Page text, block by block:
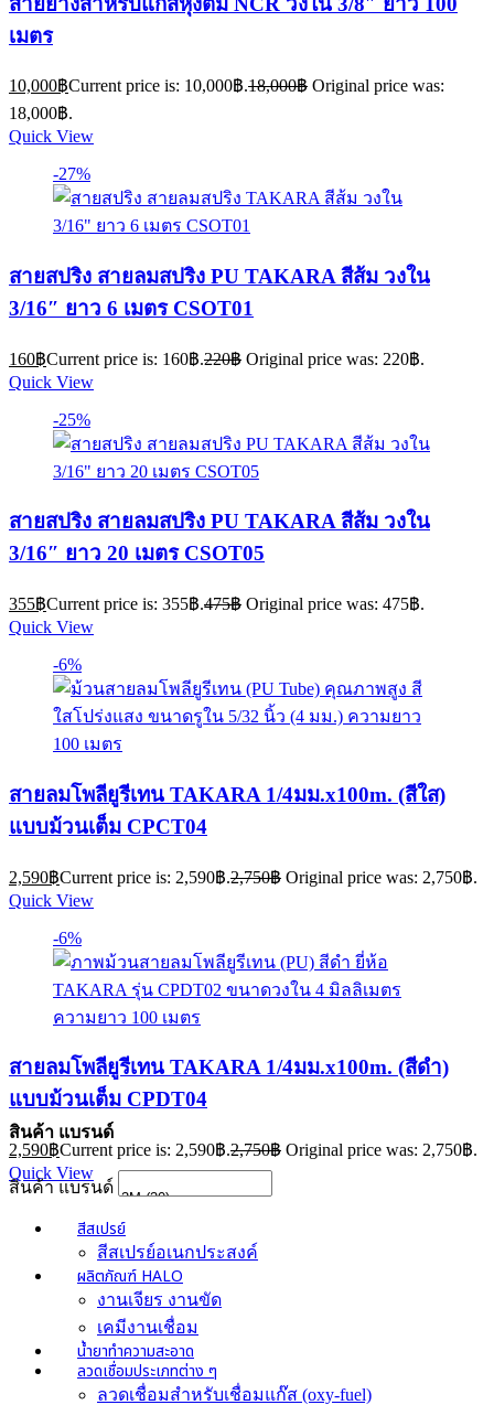
เมตร
10,000฿Current price is: 10,000฿.18,000฿ Original price was:
18,000฿.
Quick View
-27%
สายสปริง สายลมสปริง PU TAKARA สีส้ม วงใน
3/16″ ยาว 6 เมตร CSOT01
160฿Current price is: 160฿.220฿ Original price was: 220฿.
Quick View
-25%
สายสปริง สายลมสปริง PU TAKARA สีส้ม วงใน
3/16″ ยาว 20 เมตร CSOT05
355฿Current price is: 355฿.475฿ Original price was: 475฿.
Quick View
-6%
สายลมโพลียูรีเทน TAKARA 1/4มม.x100m. (สีใส)
แบบม้วนเต็ม CPCT04
2,590฿Current price is: 2,590฿.2,750฿ Original price was: 2,750฿.
Quick View
-6%
สายลมโพลียูรีเทน TAKARA 1/4มม.x100m. (สีดำ)
แบบม้วนเต็ม CPDT04
2,590฿Current price is: 2,590฿.2,750฿ Original price was: 2,750฿.
Quick View
สินค้า แบรนด์
สินค้า แบรนด์
สีสเปรย์
สีสเปรย์อเนกประสงค์
ผลิตภัณฑ์ HALO
งานเจียร งานขัด
เคมีงานเชื่อม
น้ำยาทำความสะอาด
ลวดเชื่อมประเภทต่าง ๆ
ลวดเชื่อมสำหรับเชื่อมแก๊ส (oxy-fuel)